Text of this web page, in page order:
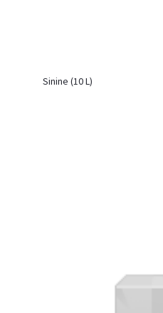
Sinine (10 L)